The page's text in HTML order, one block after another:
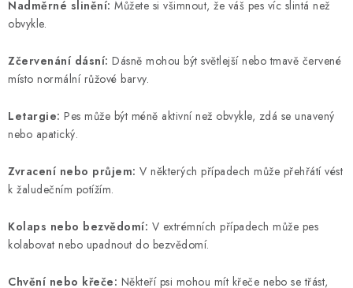
Nadměrné slinění: Můžete si všimnout, že váš pes víc slintá než
obvykle.
Zčervenání dásní: Dásně mohou být světlejší nebo tmavě červené
místo normální růžové barvy.
Letargie: Pes může být méně aktivní než obvykle, zdá se unavený
nebo apatický.
Zvracení nebo průjem: V některých případech může přehřátí vést
k žaludečním potížím.
Kolaps nebo bezvědomí: V extrémních případech může pes
kolabovat nebo upadnout do bezvědomí.
Chvění nebo křeče: Někteří psi mohou mít křeče nebo se třást,